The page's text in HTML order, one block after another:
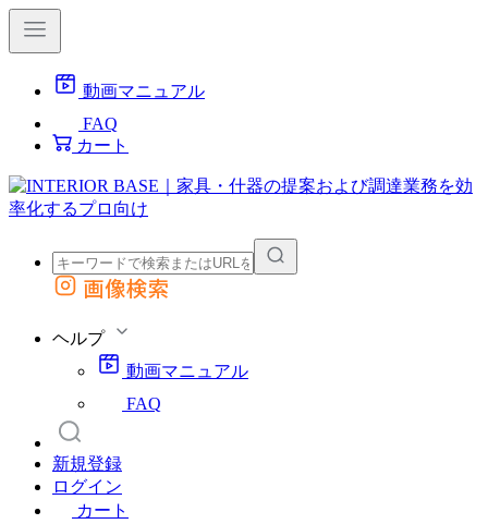
動画マニュアル
FAQ
カート
外部サイトの商品をカートに追加
画像検索
ヘルプ
動画マニュアル
FAQ
新規登録
ログイン
カート